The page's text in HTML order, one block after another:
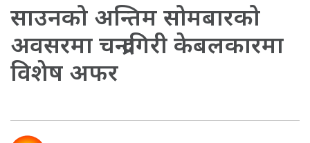
साउनको अन्तिम सोमबारको
अवसरमा चन्द्रागिरी केबलकारमा
विशेष अफर